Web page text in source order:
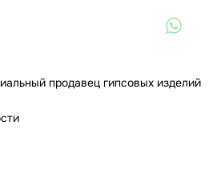
продавец гипсовых изделий